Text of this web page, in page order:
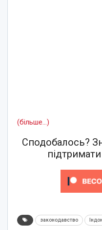
(більше…)
Сподобалось?
законодавство